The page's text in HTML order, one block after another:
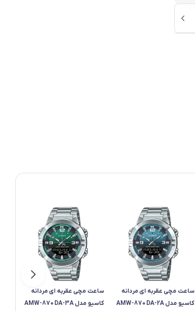
ساعت مچی عقربه ای مردانه
کاسیو مدل AMW-870DA-2A
ساعت مچی عقربه ای مردانه
کاسیو مدل AMW-870DA-3A